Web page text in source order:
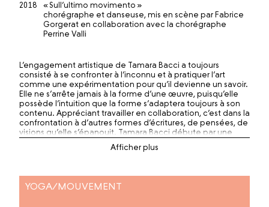
2018
« Sull’ultimo movimento »
chorégraphe et danseuse, mis en scène par Fabrice
Gorgerat en collaboration avec la chorégraphe
Perrine Valli
L’engagement artistique de Tamara Bacci a toujours
consisté à se confronter à l’inconnu et à pratiquer l’art
comme une expérimentation pour qu’il devienne un savoir.
Elle ne s’arrête jamais à la forme d’une œuvre, puisqu’elle
possède l’intuition que la forme s’adaptera toujours à son
contenu. Appréciant travailler en collaboration, c’est dans la
confrontation à d’autres formes d’écritures, de pensées, de
visions qu’elle s’épanouit. Tamara Bacci débute par une
carrière de danseuse classique et néo-classique, puis
s’oriente sur la médecine ayurvédique et le yoga, la danse
chargée de diffusion dans un théâtre. Elle apprécie
YOGA/MOUVEMENT